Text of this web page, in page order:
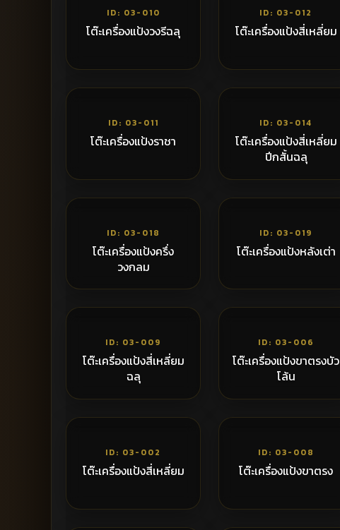
ID: 03-010
โต๊ะเครื่องแป้งวงรีฉลุ
ID: 03-012
โต๊ะเครื่องแป้งสี่เหลี่ยม
ID: 03-011
โต๊ะเครื่องแป้งราชา
ID: 03-014
โต๊ะเครื่องแป้งสี่เหลี่ยม
ปีกสั้นฉลุ
ID: 03-018
โต๊ะเครื่องแป้งครึ่ง
วงกลม
ID: 03-019
โต๊ะเครื่องแป้งหลังเต่า
ID: 03-009
โต๊ะเครื่องแป้งสี่เหลี่ยม
ฉลุ
ID: 03-006
โต๊ะเครื่องแป้งขาตรงบัว
โล้น
ID: 03-002
โต๊ะเครื่องแป้งสี่เหลี่ยม
ID: 03-008
โต๊ะเครื่องแป้งขาตรง